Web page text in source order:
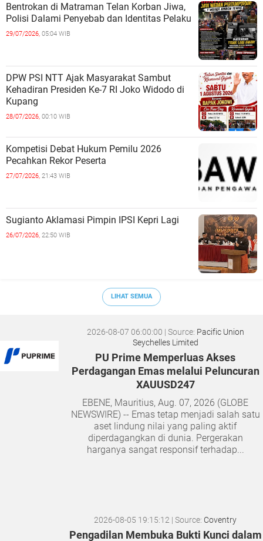
Bentrokan di Matraman Telan Korban Jiwa,
Polisi Dalami Penyebab dan Identitas Pelaku
29/07/2026, 05:04 WIB
DPW PSI NTT Ajak Masyarakat Sambut
Kehadiran Presiden Ke-7 RI Joko Widodo di
Kupang
28/07/2026, 00:10 WIB
Kompetisi Debat Hukum Pemilu 2026
Pecahkan Rekor Peserta
27/07/2026, 21:43 WIB
Sugianto Aklamasi Pimpin IPSI Kepri Lagi
26/07/2026, 22:50 WIB
LIHAT SEMUA
2026-08-07 06:00:00 | Source: Pacific Union
Seychelles Limited
PU Prime Memperluas Akses
Perdagangan Emas melalui Peluncuran
XAUUSD247
EBENE, Mauritius, Aug. 07, 2026 (GLOBE
NEWSWIRE) -- Emas tetap menjadi salah satu
aset lindung nilai yang paling aktif
diperdagangkan di dunia. Pergerakan
harganya sangat responsif terhadap...
2026-08-05 19:15:12 | Source: Coventry
Pengadilan Membuka Bukti Kunci dalam